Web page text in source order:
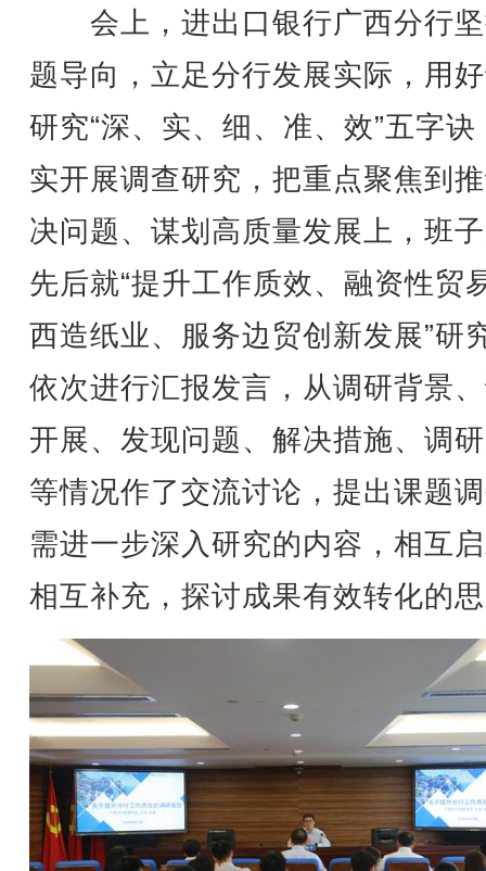
会上， 进出口银行广西分行
题导向，立足分行发展实际，用
研究“深、实、细、准、效”五字诀
实开展调查研究，把重点聚焦到
决问题、谋划高质量发展上，班
先后就“提升工作质效、融资性贸
西造纸业、服务边贸创新发展”研
依次进行汇报发言，从调研背景
开展、发现问题、解决措施、调
等情况作了交流讨论，提出课题
需进一步深入研究的内容，相互
相互补充，探讨成果有效转化的